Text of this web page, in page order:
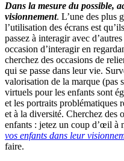
Dans la mesure du possible,
visionnement. L’une des plus
l’utilisation des écrans est
passez à interagir avec
occasion d’interagir en
cherchez des occasions de
qui se passe dans leur vie.
valorisation de la marque (pas
virtuels pour les enfants sont
et les portraits problématiques
et à la diversité. Cherchez des
enfants : jetez un coup d’œil à
vos enfants dans leur
faire.